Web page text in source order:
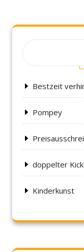
Bestzeit
Pompey
doppelter Kick
Kinderkunst